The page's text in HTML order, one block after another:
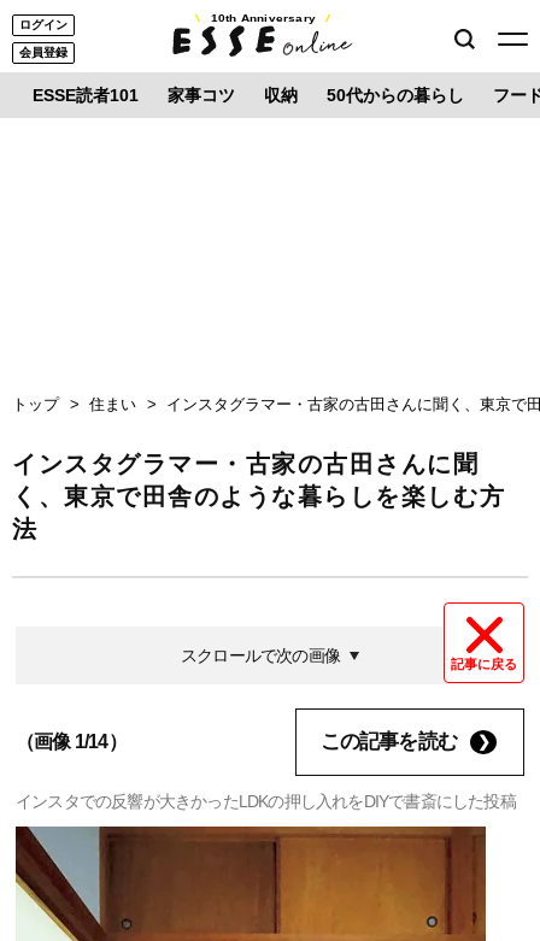
ログイン
会員登録
10th Anniversary
ESSE読者101 家事コツ 収納 50代からの暮らし フー
トップ 住まい インスタグラマー・古家の古田さんに聞く、東京で
インスタグラマー・古家の古田さんに聞
く、東京で田舎のような暮らしを楽しむ方
法
記事に戻る
スクロールで次の画像
（画像 1/14） この記事を読む
インスタでの反響が大きかったLDKの押し入れをDIYで書斎にした投稿